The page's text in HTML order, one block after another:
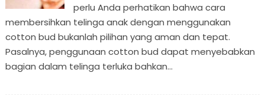
perlu Anda perhatikan bahwa cara
membersihkan telinga anak dengan menggunakan
cotton bud bukanlah pilihan yang aman dan tepat.
Pasalnya, penggunaan cotton bud dapat menyebabkan
bagian dalam telinga terluka bahkan...